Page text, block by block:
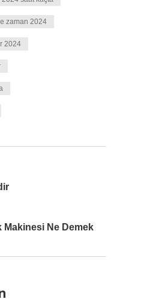
zaman 2024
2024
Makinesi Ne Demek